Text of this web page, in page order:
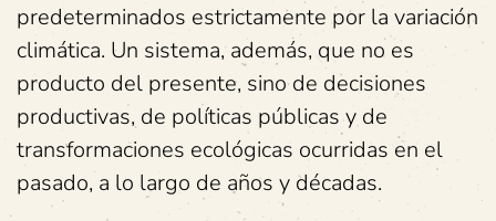
predeterminados estrictamente por la variación
climática. Un sistema, además, que no es
producto del presente, sino de decisiones
productivas, de políticas públicas y de
transformaciones ecológicas ocurridas en el
pasado, a lo largo de años y décadas.